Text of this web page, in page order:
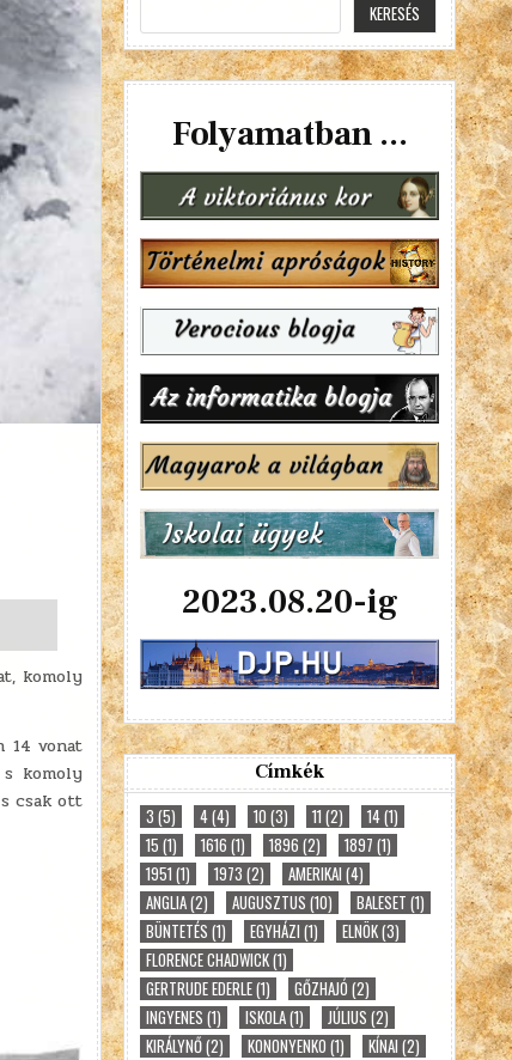
komoly
14 vonat
komoly
csak ott
KERESÉS
Folyamatban ...
2023.08.20-ig
Címkék
3 (5) 4(4) 10 (3) 11 (2) 14(1)
15 (1) 1616 (1) 1896 (2) 1897 (1)
1951 (1) 1973 (2) AMERIKAI (4)
ANGLIA(2) AUGUSZTUS (10) BALESET (1)
BÜNTETÉS (1) EGYHÁZI (1) ELNÖK(3)
FLORENCE CHADWICK(1)
GERTRUDE EDERLE(1) GŐZHAJÓ (2)
INGYENES (1) ISKOLA(1) JÚLIUS (2)
KIRÁLYNŐ(2) KONONYENKO (1) KÍNAI (2)